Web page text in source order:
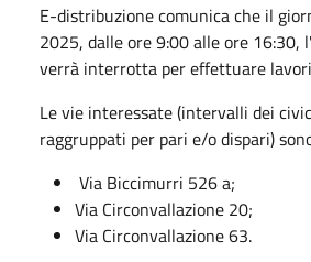
E-distribuzione comunica che il
2025, dalle ore 9:00 alle ore 16:30,
verrà interrotta per effettuare
Le vie interessate (intervalli dei
raggruppati per pari e/o dispari)
Via Biccimurri 526 a;
Via Circonvallazione 20;
Via Circonvallazione 63.